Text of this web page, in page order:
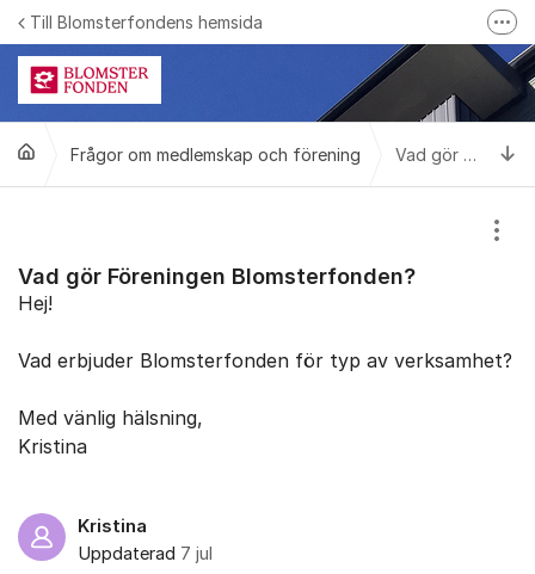
Hoppa till innehåll
Till Blomsterfondens hemsida
Blomsterfonden på Facebook
Ring till Blomsterfonden
Bli medlem i Blomsterfonden
Frågor om medlemskap och förening Vad gör Föreningen Blomsterfonden?
Vad gör Föreningen Blomsterfonden?
Hej!
Vad erbjuder Blomsterfonden för typ av verksamhet?
Med vänlig hälsning,
Kristina
Kristina
Uppdaterad 7 jul